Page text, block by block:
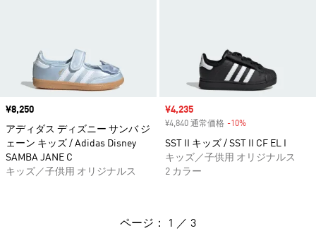
価格
¥8,250
アディダス ディズニー サンバ ジ
ェーン キッズ / Adidas Disney
SAMBA JANE C
キッズ／子供用 オリジナルス
セール価格
¥4,235
¥4,840 通常価格 -10%
SST II キッズ / SST II CF EL I
キッズ／子供用 オリジナルス
2 カラー
ページ： 1 ／ 3